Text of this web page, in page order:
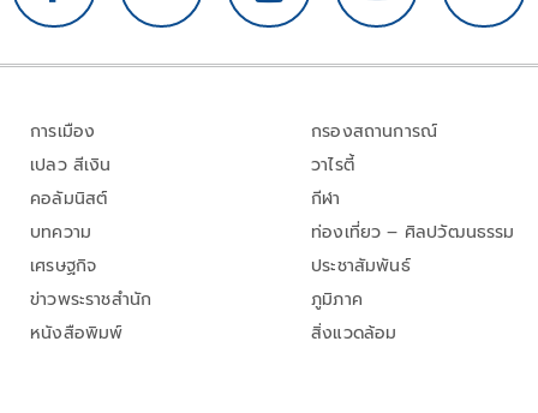
การเมือง
เปลว สีเงิน
คอลัมนิสต์
บทความ
เศรษฐกิจ
ข่าวพระราชสำนัก
หนังสือพิมพ์
กรองสถานการณ์
วาไรตี้
กีฬา
ท่องเที่ยว – ศิลปวัฒนธรรม
ประชาสัมพันธ์
ภูมิภาค
สิ่งแวดล้อม